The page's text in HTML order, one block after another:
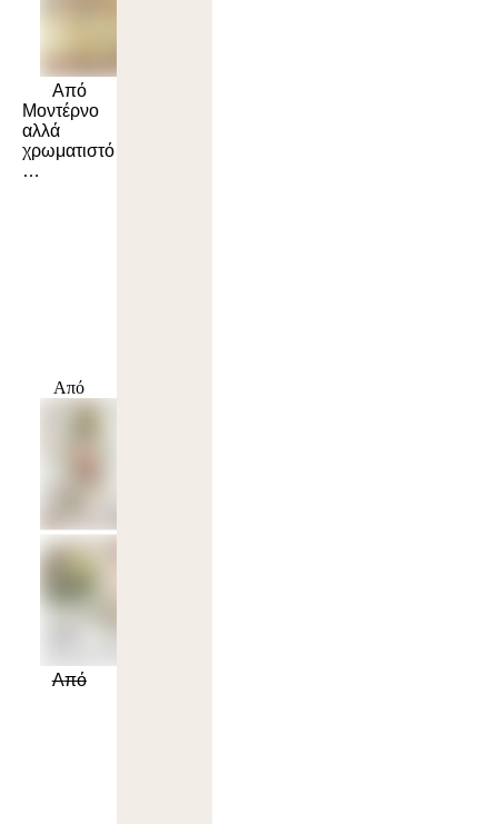
Από
Μοντέρνο
αλλά
χρωματιστό
…
Από
Aπό